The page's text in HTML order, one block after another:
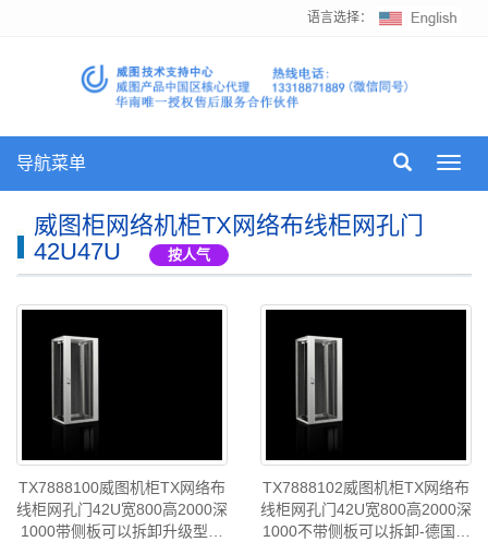
语言选择：
导航菜单
威图柜网络机柜TX网络布线柜网孔门
42U47U
按人气
TX7888100威图机柜TX网络布
线柜网孔门42U宽800高2000深
1000带侧板可以拆卸升级型号
TX7888102威图机柜TX网络布
线柜网孔门42U宽800高2000深
1000不带侧板可以拆卸-德国威